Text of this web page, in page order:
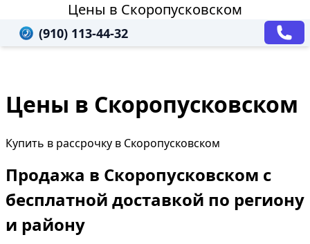
Цены в Скоропусковском
(910) 113-44-32
Цены в Скоропусковском
Купить в рассрочку в Скоропусковском
Продажа в Скоропусковском с
бесплатной доставкой по региону
и району